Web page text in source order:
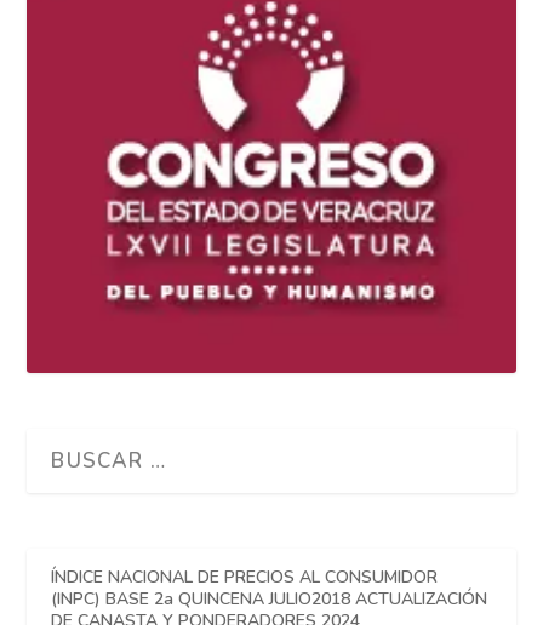
ÍNDICE NACIONAL DE PRECIOS AL CONSUMIDOR
(INPC) BASE 2a QUINCENA JULIO2018 ACTUALIZACIÓN